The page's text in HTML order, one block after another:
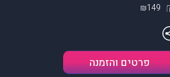
₪149
פרטים והזמנה